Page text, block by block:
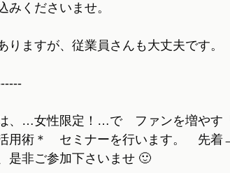
みくださいませ。
ますが、従業員さんも大丈夫です。
、…女性限定！…で　ファンを増やす
用術＊　セミナーを行います。　先
是非ご参加下さいませ 🙂